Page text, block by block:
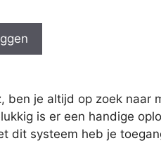
ben je altijd op zoek naar
is er een handige
dit systeem heb je